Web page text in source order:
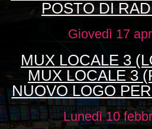
POSTO DI
Giovedì 17
MUX LOCALE 3
MUX LOCALE 3
NUOVO LOGO
Lunedì 10